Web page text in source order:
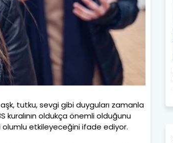
tutku, sevgi gibi duyguları zamanla
kuralının oldukça önemli olduğunu
olumlu etkileyeceğini ifade ediyor.